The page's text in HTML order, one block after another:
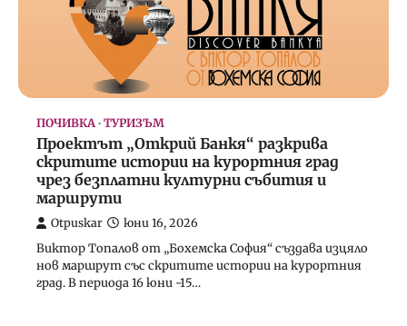
Otpuskar март 11, 2026
ПОЧИВКА
Нестле България и Българската
федерация по художествена гимнастика
разширяват стратегическото си
партньорство през 2026 г.
Team февруари 16, 2026
ПОЧИВКА ТУРИЗЪМ
Проектът „Открий Банкя“ разкрива
скритите истории на курортния град
чрез безплатни културни събития и
маршрути
Otpuskar юни 16, 2026
Виктор Топалов от „Бохемска София“ създава изцяло
нов маршрут със скритите истории на курортния
град. В периода 16 юни -15…